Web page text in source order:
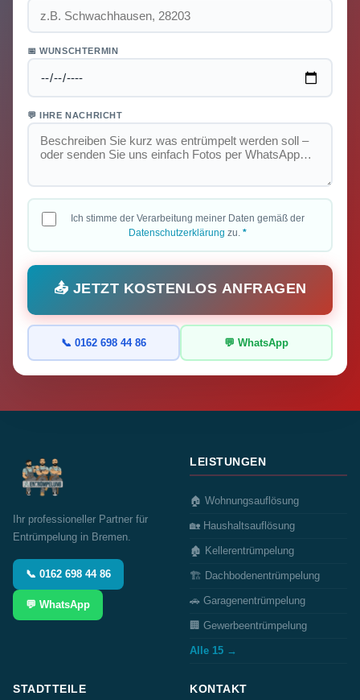
📅 WUNSCHTERMIN
💬 IHRE NACHRICHT
Ich stimme der Verarbeitung meiner Daten gemäß der
Datenschutzerklärung zu. *
📤 JETZT KOSTENLOS ANFRAGEN
📞 0162 698 44 86 💬 WhatsApp
Ihr professioneller Partner für
Entrümpelung in Bremen.
📞 0162 698 44 86
💬 WhatsApp
LEISTUNGEN
🏠 Wohnungsauflösung
🏡 Haushaltsauflösung
🏚️ Kellerentrümpelung
🏗️ Dachbodenentrümpelung
🚗 Garagenentrümpelung
🏢 Gewerbeentrümpelung
Alle 15 →
STADTTEILE KONTAKT